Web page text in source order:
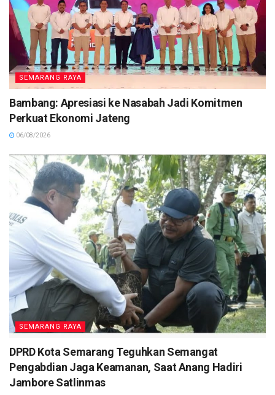
SEMARANG RAYA
Bambang: Apresiasi ke Nasabah Jadi Komitmen
Perkuat Ekonomi Jateng
06/08/2026
SEMARANG RAYA
DPRD Kota Semarang Teguhkan Semangat
Pengabdian Jaga Keamanan, Saat Anang Hadiri
Jambore Satlinmas